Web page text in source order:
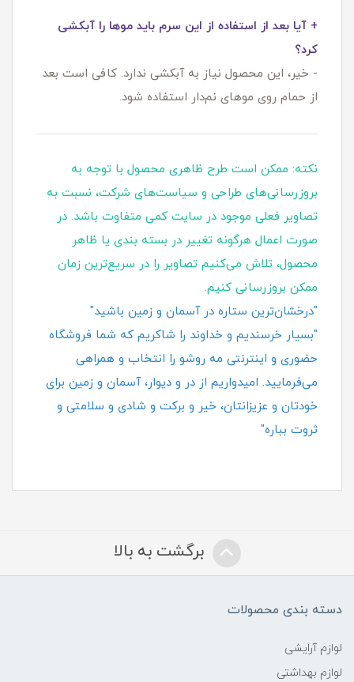
+ آیا بعد از استفاده از این سرم باید موها را آبکشی
کرد؟
- خیر، این محصول نیاز به آبکشی ندارد. کافی است بعد
از حمام روی موهای نم‌دار استفاده شود.
نکته: ممکن است طرح ظاهری محصول با توجه به
بروزرسانی‌های طراحی و سیاست‌های شرکت، نسبت به
تصاویر فعلی موجود در سایت کمی متفاوت باشد. در
صورت اعمال هرگونه تغییر در بسته‌ بندی یا ظاهر
محصول، تلاش می‌کنیم تصاویر را در سریع‌ترین زمان
ممکن بروزرسانی کنیم.
"درخشان‌ترین ستاره در آسمان و زمین باشید"
"بسیار خرسندیم و خداوند را شاکریم که شما فروشگاه
حضوری و اینترنتی مه روشو را انتخاب و همراهی
می‌فرمایید. امیدواریم از در و دیوار، آسمان و زمین برای
خودتان و عزیزانتان، خیر و برکت و شادی و سلامتی و
ثروت بباره"
برگشت به بالا
دسته بندی محصولات
لوازم آرایشی
لوازم بهداشتی